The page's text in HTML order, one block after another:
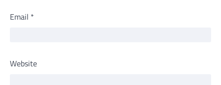
Email *
Website